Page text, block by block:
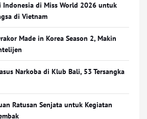
Indonesia di Miss World 2026 untuk
di Vietnam
Made in Korea Season 2, Makin
Narkoba di Klub Bali, 53 Tersangka
Ratusan Senjata untuk Kegiatan